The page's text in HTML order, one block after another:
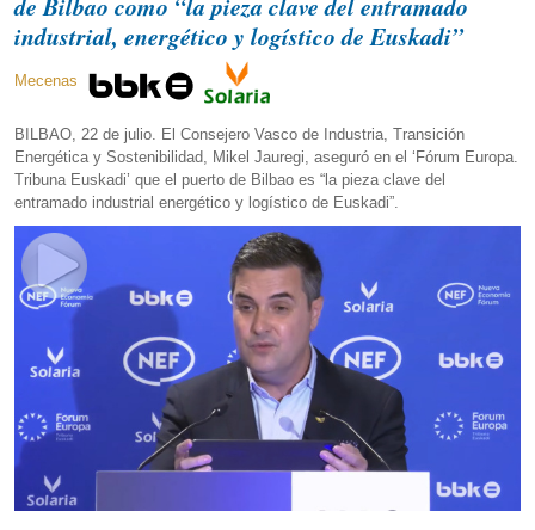
industrial, energético y logístico de Euskadi”
Mecenas
BILBAO, 22 de julio. El Consejero Vasco de Industria, Transición
Energética y Sostenibilidad, Mikel Jauregi, aseguró en el ‘Fórum Europa.
Tribuna Euskadi’ que el puerto de Bilbao es “la pieza clave del
entramado industrial energético y logístico de Euskadi”.